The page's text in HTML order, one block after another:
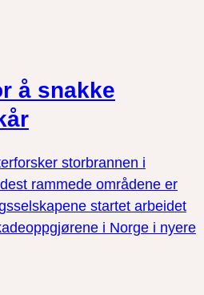
å snakke
storbrannen i
rammede områdene er
startet arbeidet
i Norge i nyere